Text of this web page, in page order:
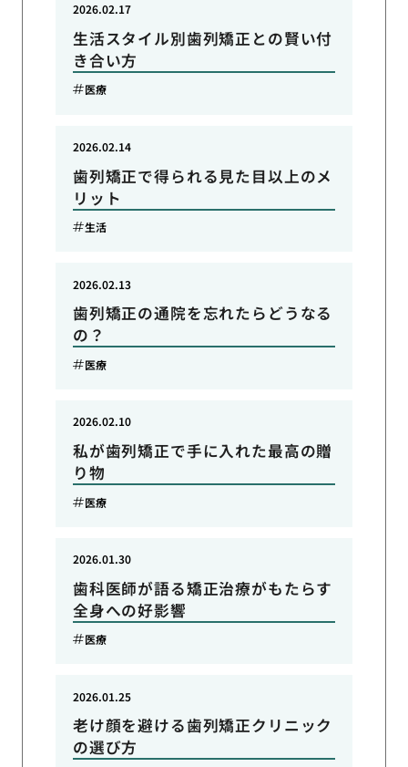
生活スタイル別歯列矯正との賢い付
き合い方
2026.02.17
医療
歯列矯正で得られる見た目以上のメ
リット
2026.02.14
生活
歯列矯正の通院を忘れたらどうなる
の？
2026.02.13
医療
私が歯列矯正で手に入れた最高の贈
り物
2026.02.10
医療
歯科医師が語る矯正治療がもたらす
全身への好影響
2026.01.30
医療
老け顔を避ける歯列矯正クリニック
の選び方
2026.01.25